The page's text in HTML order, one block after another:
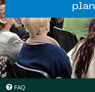
FAQ